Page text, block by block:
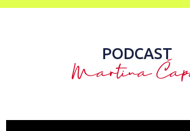
PODCAST
Martina